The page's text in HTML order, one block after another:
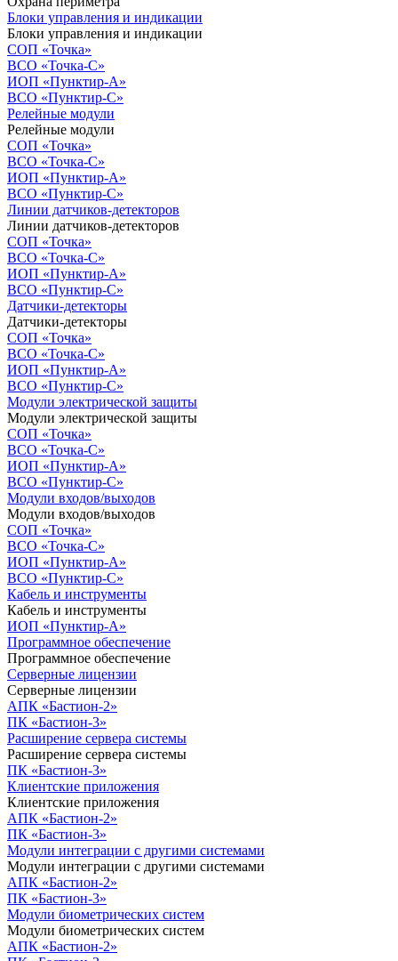
Блоки управления и индикации
Блоки управления и индикации
СОП «Точка»
ВСО «Точка-С»
ИОП «Пунктир-А»
ВСО «Пунктир-С»
Релейные модули
Релейные модули
СОП «Точка»
ВСО «Точка-С»
ИОП «Пунктир-А»
ВСО «Пунктир-С»
Линии датчиков-детекторов
Линии датчиков-детекторов
СОП «Точка»
ВСО «Точка-С»
ИОП «Пунктир-А»
ВСО «Пунктир-С»
Датчики-детекторы
Датчики-детекторы
СОП «Точка»
ВСО «Точка-С»
ИОП «Пунктир-А»
ВСО «Пунктир-С»
Модули электрической защиты
Модули электрической защиты
СОП «Точка»
ВСО «Точка-С»
ИОП «Пунктир-А»
ВСО «Пунктир-С»
Модули входов/выходов
Модули входов/выходов
СОП «Точка»
ВСО «Точка-С»
ИОП «Пунктир-А»
ВСО «Пунктир-С»
Кабель и инструменты
Кабель и инструменты
ИОП «Пунктир-А»
Программное обеспечение
Программное обеспечение
Серверные лицензии
Серверные лицензии
АПК «Бастион-2»
ПК «Бастион-3»
Расширение сервера системы
Расширение сервера системы
ПК «Бастион-3»
Клиентские приложения
Клиентские приложения
АПК «Бастион-2»
ПК «Бастион-3»
Модули интеграции с другими системами
Модули интеграции с другими системами
АПК «Бастион-2»
ПК «Бастион-3»
Модули биометрических систем
Модули биометрических систем
АПК «Бастион-2»